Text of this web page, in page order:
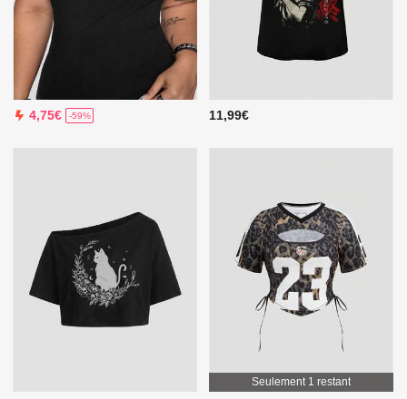
4,75€ -59% 11,99€
Seulement 1 restant